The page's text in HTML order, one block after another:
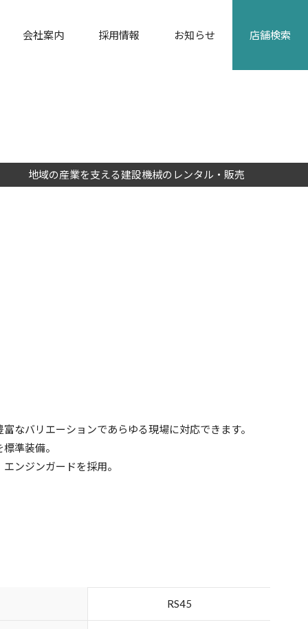
会社案内 採用情報 お知らせ 店舗検索
地域の産業を支える建設機械のレンタル・販売
なバリエーションであらゆる現場に対応できます。
準装備。
ンジンガードを採用。
RS45